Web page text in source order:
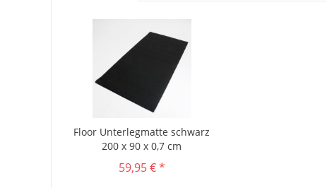
Floor Unterlegmatte schwarz
200 x 90 x 0,7 cm
59,95 € *